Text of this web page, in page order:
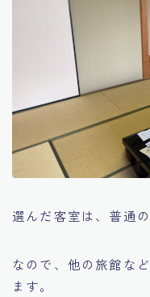
選んだ客室は、普通
なので、他の旅館な
ます。